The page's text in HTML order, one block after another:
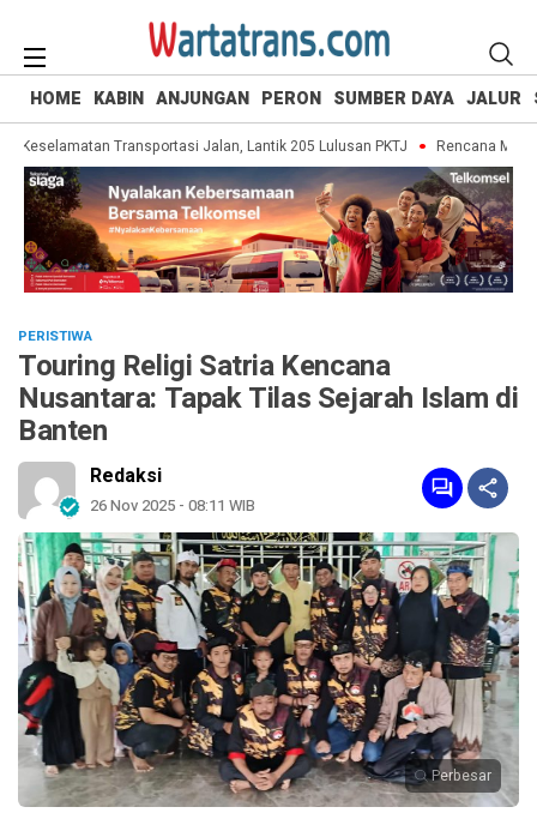
HOME KABIN ANJUNGAN PERON SUMBER DAYA JALUR
Transportasi Jalan, Lantik 205 Lulusan PKTJ Rencana MRT
PERISTIWA
Touring Religi Satria Kencana
Nusantara: Tapak Tilas Sejarah Islam di
Banten
Redaksi
26 Nov 2025 - 08:11 WIB
Perbesar